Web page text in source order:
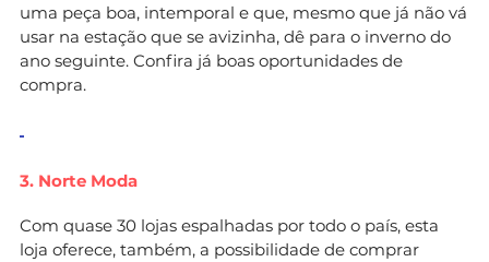
uma peça boa, intemporal e que, mesmo que já não vá
usar na estação que se avizinha, dê para o inverno do
ano seguinte. Confira já boas oportunidades de
compra.
3. Norte Moda
Com quase 30 lojas espalhadas por todo o país, esta
loja oferece, também, a possibilidade de comprar